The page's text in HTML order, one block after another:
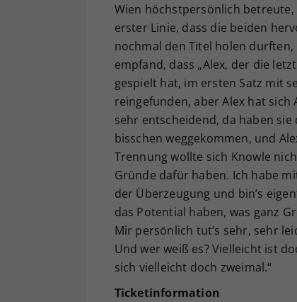
Wien höchstpersönlich
erster Linie, dass die beiden
nochmal den Titel holen
empfand, dass „Alex, der die
gespielt hat, im ersten Satz mit
reingefunden, aber Alex hat sich
sehr entscheidend, da haben
bisschen weggekommen, und
Trennung wollte sich Knowle
Gründe dafür haben. Ich habe
der Überzeugung und bin’s
das Potential haben, was ganz
Mir persönlich tut’s sehr, sehr
Und wer weiß es? Vielleicht ist
sich vielleicht doch zweimal.“
Ticketinformation